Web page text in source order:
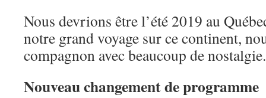
Nous devrions être l’été 2019 au
notre grand voyage sur ce continent,
compagnon avec beaucoup de nostalgie.
Nouveau changement de programme